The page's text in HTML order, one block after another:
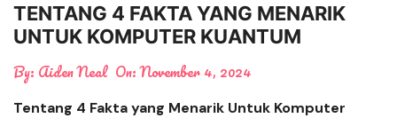
TENTANG 4 FAKTA YANG MENARIK
UNTUK KOMPUTER KUANTUM
By: Aiden Neal On:November 4, 2024
Tentang 4 Fakta yang Menarik Untuk Komputer